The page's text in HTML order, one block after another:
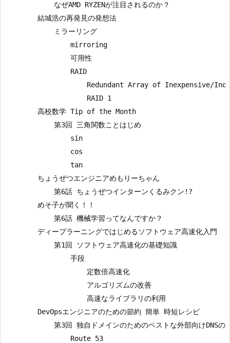
            なぜAMD RYZENが注目されるのか？
        結城浩の再発見の発想法
            ミラーリング
                mirroring
                可用性
                RAID
Redundant Array of Inexpensive/
                    RAID 1
        高校数学 Tip of the Month
            第3回 三角関数ことはじめ
                sin
                cos
                tan
        ちょうぜつエンジニアめもりーちゃん
            第6話 ちょうぜつインターンくるみクン!?
        めそ子が聞く！！
            第6話 機械学習ってなんですか？
        ディープラーニングではじめるソフトウェア高速化入門
            第1回 ソフトウェア高速化の基礎知識
                手段
                    定数倍高速化
                    アルゴリズムの改善
                    高速なライブラリの利用
        DevOpsエンジニアのための節約 簡単 時短レシピ
第3回 独自ドメインのためのベストな外部向けDNSの
                Route 53